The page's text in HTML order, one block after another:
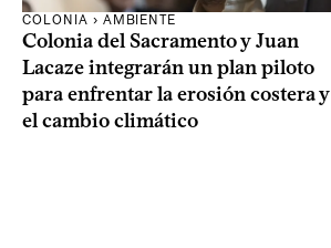
COLONIA › AMBIENTE
Colonia del Sacramento y Juan
Lacaze integrarán un plan piloto
para enfrentar la erosión costera y
el cambio climático